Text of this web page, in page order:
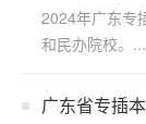
2024年广东专
和民办院校。...
广东省专插